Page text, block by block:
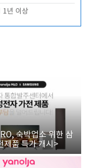
1년 이상
숙박업소 위한 삼
제품 특가 개시>